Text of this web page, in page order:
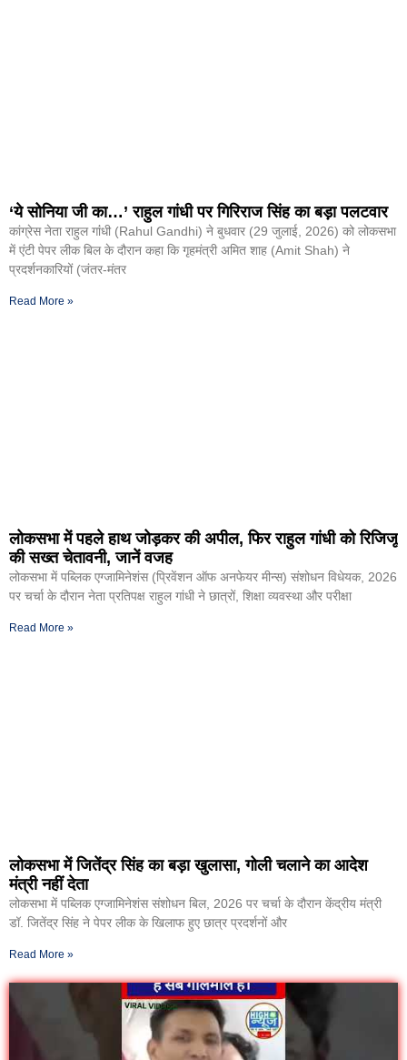
‘ये सोनिया जी का…’ राहुल गांधी पर गिरिराज सिंह का बड़ा पलटवार
कांग्रेस नेता राहुल गांंधी (Rahul Gandhi) ने बुधवार (29 जुलाई, 2026) को लोकसभा
में एंटी पेपर लीक बिल के दौरान कहा कि गृहमंत्री अमित शाह (Amit Shah) ने
प्रदर्शनकारियों (जंतर-मंतर
Read More »
लोकसभा में पहले हाथ जोड़कर की अपील, फिर राहुल गांधी को रिजिजू
की सख्त चेतावनी, जानें वजह
लोकसभा में पब्लिक एग्जामिनेशंस (प्रिवेंशन ऑफ अनफेयर मीन्स) संशोधन विधेयक, 2026
पर चर्चा के दौरान नेता प्रतिपक्ष राहुल गांधी ने छात्रों, शिक्षा व्यवस्था और परीक्षा
Read More »
लोकसभा में जितेंद्र सिंह का बड़ा खुलासा, गोली चलाने का आदेश
मंत्री नहीं देता
लोकसभा में पब्लिक एग्जामिनेशंस संशोधन बिल, 2026 पर चर्चा के दौरान केंद्रीय मंत्री
डॉ. जितेंद्र सिंह ने पेपर लीक के खिलाफ हुए छात्र प्रदर्शनों और
Read More »